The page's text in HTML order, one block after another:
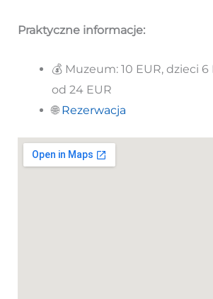
Praktyczne informacje:
💰 Muzeum: 10 EUR, dzieci 6
od 24 EUR
🌐 Rezerwacja